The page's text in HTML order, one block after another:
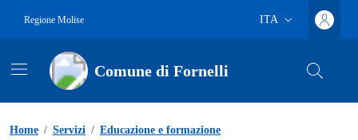
Regione Molise
Lingua attiva:
ITA
Comune di Fornelli
Home / Servizi / Educazione e formazione